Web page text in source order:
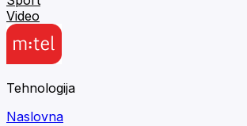
Video
Tehnologija
Naslovna